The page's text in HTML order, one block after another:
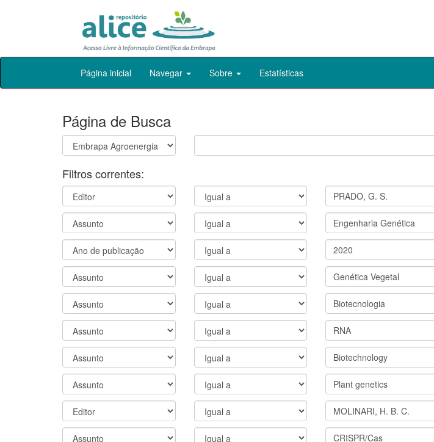
Skip
Página inicial Navegar Sobre Estatísticas
Página de Busca
Filtros correntes: